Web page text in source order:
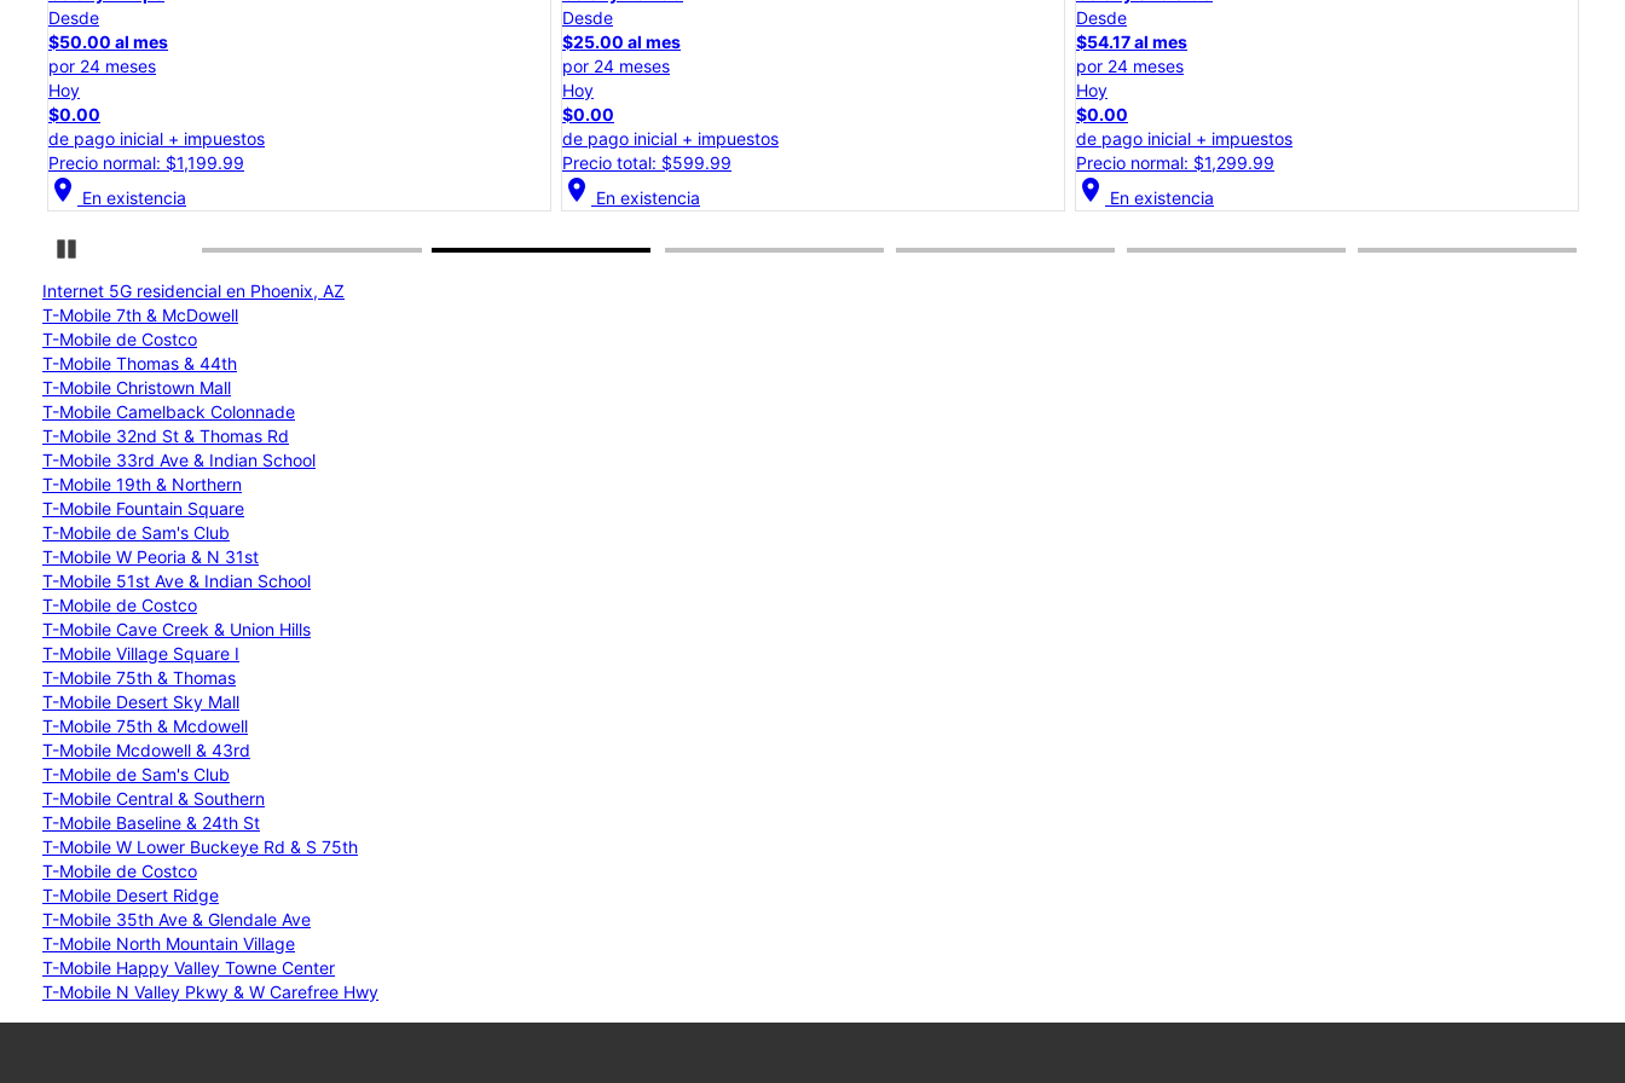
Detener carrusel
Desde
$50.00 al mes
por 24 meses
Hoy
$0.00
de pago inicial + impuestos
Precio normal: $1,199.99
location_on En existencia
Desde
$25.00 al mes
por 24 meses
Hoy
$0.00
de pago inicial + impuestos
Precio total: $599.99
location_on En existencia
Desde
$54.17 al mes
por 24 meses
Hoy
$0.00
de pago inicial + impuestos
Precio normal: $1,299.99
location_on En existencia
Internet 5G residencial en Phoenix, AZ
T-Mobile 7th & McDowell
T-Mobile de Costco
T-Mobile Thomas & 44th
T-Mobile Christown Mall
T-Mobile Camelback Colonnade
T-Mobile 32nd St & Thomas Rd
T-Mobile 33rd Ave & Indian School
T-Mobile 19th & Northern
T-Mobile Fountain Square
T-Mobile de Sam's Club
T-Mobile W Peoria & N 31st
T-Mobile 51st Ave & Indian School
T-Mobile de Costco
T-Mobile Cave Creek & Union Hills
T-Mobile Village Square I
T-Mobile 75th & Thomas
T-Mobile Desert Sky Mall
T-Mobile 75th & Mcdowell
T-Mobile Mcdowell & 43rd
T-Mobile de Sam's Club
T-Mobile Central & Southern
T-Mobile Baseline & 24th St
T-Mobile W Lower Buckeye Rd & S 75th
T-Mobile de Costco
T-Mobile Desert Ridge
T-Mobile 35th Ave & Glendale Ave
T-Mobile North Mountain Village
T-Mobile Happy Valley Towne Center
T-Mobile N Valley Pkwy & W Carefree Hwy